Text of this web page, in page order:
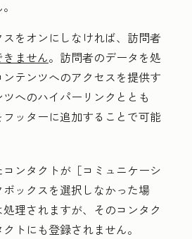
をオンにしなければ、訪問者
きません。訪問者のデータを処
テンツへのアクセスを提供す
へのハイパーリンクととも
ッターに追加することで可能
コンタクトが ［コミュニケーシ
ボックスを選択しなかった場
理されますが、そのコンタク
トにも登録されません。